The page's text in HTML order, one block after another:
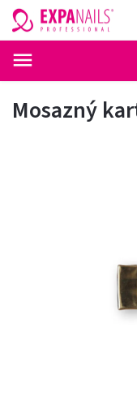
Mosazný